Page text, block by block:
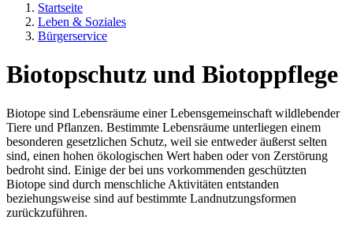
Startseite
Leben & Soziales
Bürgerservice
Biotopschutz und Biotoppflege
Biotope sind Lebensräume einer Lebensgemeinschaft wildlebender
Tiere und Pflanzen. Bestimmte Lebensräume unterliegen einem
besonderen gesetzlichen Schutz, weil sie entweder äußerst selten
sind, einen hohen ökologischen Wert haben oder von Zerstörung
bedroht sind. Einige der bei uns vorkommenden geschützten
Biotope sind durch menschliche Aktivitäten entstanden
beziehungsweise sind auf bestimmte Landnutzungsformen
zurückzuführen.